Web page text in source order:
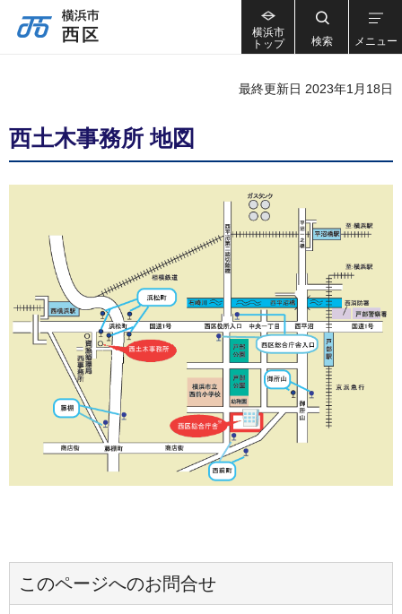
横浜市
トップ
検索 メニュー
最終更新日 2023年1月18日
西土木事務所 地図
このページへのお問合せ